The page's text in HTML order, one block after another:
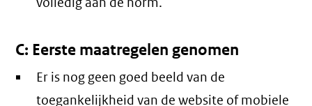
C: Eerste maatregelen genomen
Er is nog geen goed beeld van de
toegankelijkheid van de website of mobiele